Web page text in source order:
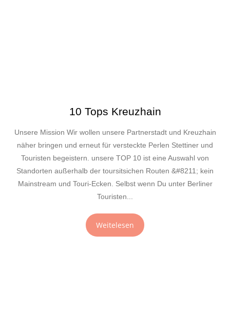
10 Tops Kreuzhain
Unsere Mission Wir wollen unsere Partnerstadt und Kreuzhain
näher bringen und erneut für versteckte Perlen Stettiner und
Touristen begeistern. unsere TOP 10 ist eine Auswahl von
Standorten außerhalb der toursitsichen Routen &#8211; kein
Mainstream und Touri-Ecken. Selbst wenn Du unter Berliner
Touristen...
Weitelesen